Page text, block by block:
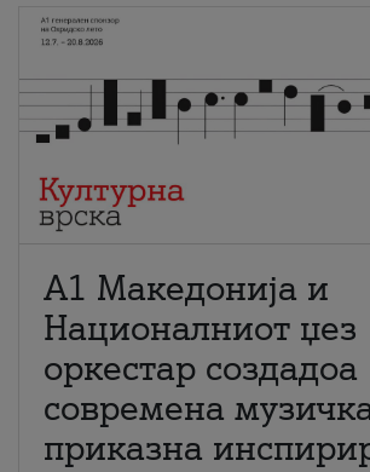
А1 Македонија и
Националниот џез
оркестар создадоа
современа
приказна